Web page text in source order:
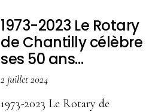
des
Vins
et
saveurs
du
1973-2023 Le Rotary
de Chantilly célèbre
ses 50 ans…
2 juillet 2024
1973-2023 Le Rotary de